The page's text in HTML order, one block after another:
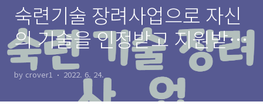
숙련기술 장려사업으로 자신
의 기술을 인정받고 지원받으
세요
by crover1 2022. 6. 24.